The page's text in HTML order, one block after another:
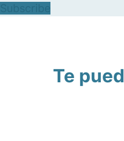
Te